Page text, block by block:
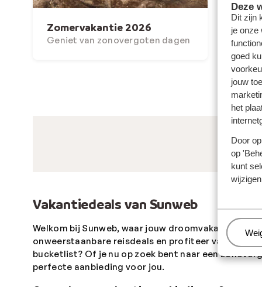
Deze
Dit zijn
je onze
goed
jouw
het
Door
op
kunt
Zomervakantie 2026
Geniet van zonovergoten dagen
Vakantiedeals van Sunweb
Welkom bij Sunweb, waar jouw droomvakantie
onweerstaanbare reisdeals en profiteer van de
bucketlist? Of je nu op zoek bent naar een
perfecte aanbieding voor jou.